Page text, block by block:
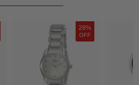
28%
OFF